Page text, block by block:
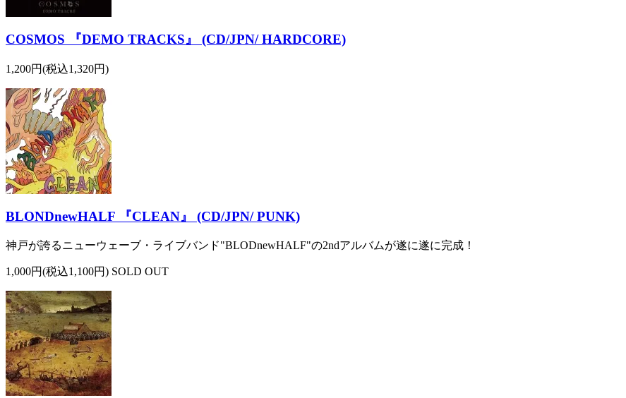
COSMOS 『DEMO TRACKS』 (CD/JPN/ HARDCORE)
1,200円(税込1,320円)
BLONDnewHALF 『CLEAN』 (CD/JPN/ PUNK)
神戸が誇るニューウェーブ・ライブバンド"BLODnewHALF"の2ndアルバムが遂に遂に完成！
1,000円(税込1,100円) SOLD OUT